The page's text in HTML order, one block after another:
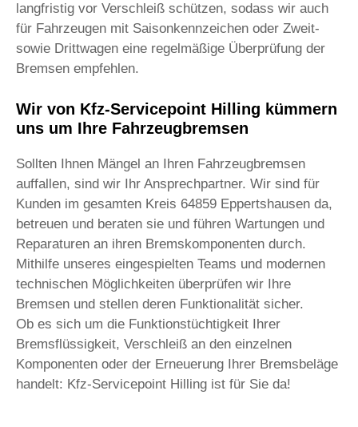
langfristig vor Verschleiß schützen, sodass wir auch
für Fahrzeugen mit Saisonkennzeichen oder Zweit-
sowie Drittwagen eine regelmäßige Überprüfung der
Bremsen empfehlen.
Wir von Kfz-Servicepoint Hilling kümmern
uns um Ihre Fahrzeugbremsen
Sollten Ihnen Mängel an Ihren Fahrzeugbremsen
auffallen, sind wir Ihr Ansprechpartner. Wir sind für
Kunden im gesamten Kreis 64859 Eppertshausen da,
betreuen und beraten sie und führen Wartungen und
Reparaturen an ihren Bremskomponenten durch.
Mithilfe unseres eingespielten Teams und modernen
technischen Möglichkeiten überprüfen wir Ihre
Bremsen und stellen deren Funktionalität sicher.
Ob es sich um die Funktionstüchtigkeit Ihrer
Bremsflüssigkeit, Verschleiß an den einzelnen
Komponenten oder der Erneuerung Ihrer Bremsbeläge
handelt: Kfz-Servicepoint Hilling ist für Sie da!